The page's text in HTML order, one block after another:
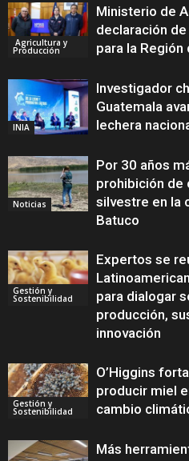
Agricultura y
Producción
Ministerio de
declaración
para la Región
INIA
Investigador
Guatemala
lechera
Noticias
Por 30 años
prohibición de
silvestre en la
Batuco
Gestión y
Sostenibilidad
Expertos se
para dialogar
producción,
innovación
Gestión y
Sostenibilidad
O’Higgins
producir miel
cambio
Más